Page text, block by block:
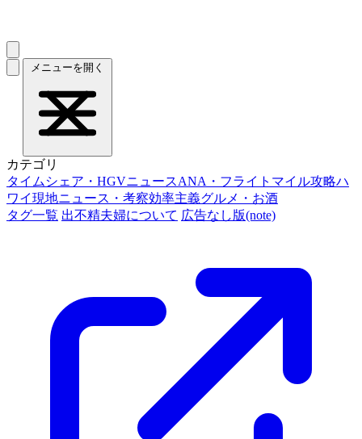
メニューを開く
カテゴリ
タイムシェア・HGVニュースANA・フライトマイル攻略ハ
ワイ現地ニュース・考察効率主義グルメ・お酒
タグ一覧 出不精夫婦について 広告なし版(note)